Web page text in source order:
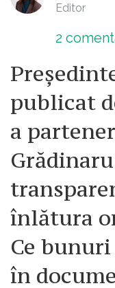
Editor
2
publicat
a
înlătura
Ce
în